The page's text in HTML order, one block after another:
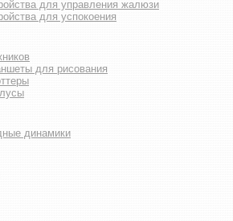
для управления жалюзи
для успокоения
для рисования
динамики